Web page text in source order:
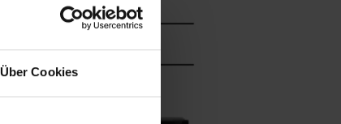
Über Cookies